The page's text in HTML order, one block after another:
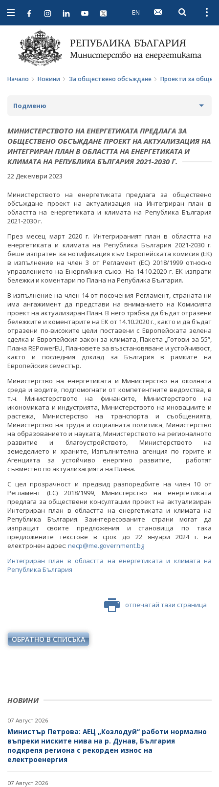
Open
navigation
EN Open
Начало Новини За обществено обсъждане Проекти за
НОВИНИ
07 Август 2026
Министър Петрова: АЕЦ „Козлодуй“ работи нормално
въпреки ниските нива на р. Дунав, България
подкрепя региона с рекорден износ на
електроенергия
07 Август 2026
Подменю
НОВИНИ
ПРЕДСТОЯЩИ СЪБИТИЯ
ЗА ОБЩЕСТВЕНО ОБСЪЖДАНЕ
ЗАВЪРШИЛИ ПРОЦЕДУРИ ЗА ОБЩЕСТВЕНО
ОБСЪЖДАНЕ
ИНТЕРВЮТА
ПАРЛАМЕНТАРЕН КОНТРОЛ
ФОТОГАЛЕРИЯ
ВИДЕОГАЛЕРИЯ
МИНИСТЕРСТВОТО НА ЕНЕРГЕТИКАТА ПРЕДЛАГА ЗА
ОБЩЕСТВЕНО ОБСЪЖДАНЕ ПРОЕКТ НА АКТУАЛИЗАЦИЯ НА
ИНТЕГРИРАН ПЛАН В ОБЛАСТТА НА ЕНЕРГЕТИКАТА И
КЛИМАТА НА РЕПУБЛИКА БЪЛГАРИЯ 2021-2030 Г.
22 Декември 2023
Министерството на енергетиката предлага за обществено
обсъждане проект на актуализация на Интегриран план в
областта на енергетиката и климата на Република България
2021-2030 г.
През месец март 2020 г. Интегрираният план в областта на
енергетиката и климата на Република България 2021-2030 г.
беше изпратен за нотификация към Европейската комисия (ЕК)
в изпълнение на член 3 от Регламент (ЕС) 2018/1999 относно
управлението на Енергийния съюз. На 14.10.2020 г. ЕК изпрати
бележки и коментари по Плана на Република България.
В изпълнение на член 14 от посочения Регламент, страната ни
има ангажимент да представи на вниманието на Комисията
проект на актуализиран План. В него трябва да бъдат отразени
бележките и коментарите на ЕК от 14.10.2020 г., както и да бъдат
отразени по-високите цели поставени с Европейската зелена
сделка и Европейския закон за климата, Пакета „Готови за 55“,
Плана RЕPowerEU, Плановете за възстановяване и устойчивост,
както и последния доклад за България в рамките на
Европейския семестър.
Министерство на енергетиката и Министерство на околната
среда и водите, подпомогнати от компетентните ведомства, в
т.ч. Министерството на финансите, Министерството на
икономиката и индустрията, Министерството на иновациите и
растежа, Министерство на транспорта и съобщенията,
Министерство на труда и социалната политика, Министерство
на образованието и науката, Министерството на регионалното
развитие и благоустройството, Министерството на
земеделието и храните, Изпълнителна агенция по горите и
Агенцията за устойчиво енергино развитие, работят
съвместно по актуализацията на Плана.
С цел прозрачност и предвид разпоредбите на член 10 от
Регламент (ЕС) 2018/1999, Министерство на енергетиката
предлага за обществени консултации проект на актуализиран
Интегриран план в областта на енергетиката и климата на
Република България. Заинтересованите страни могат да
изпращат своите предложения и становища по така
предложените текстове в срок до 22 януари 2024 г. на
електронен адрес: necp@me.government.bg
Интегриран план в областта на енергетиката и климата на
Република България
отпечатай тази страница
ОБРАТНО В СПИСЪКА